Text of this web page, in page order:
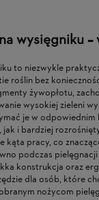
wysięgniku
to niezwykle
roślin bez
żywopłotu,
wysokiej zieleni
je w
i bardziej
kąta pracy, co
podczas
konstrukcja oraz
dla osób, które
nożycom